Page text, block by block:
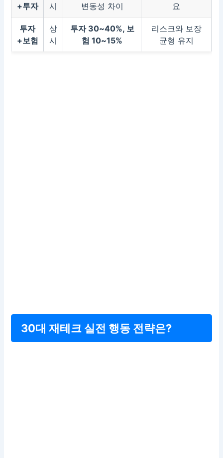
+투자
시
변동성 차이
요
투자
+보험
상
시
투자 30~40%, 보
험 10~15%
리스크와 보장
균형 유지
30대 재테크 실전 행동 전략은?